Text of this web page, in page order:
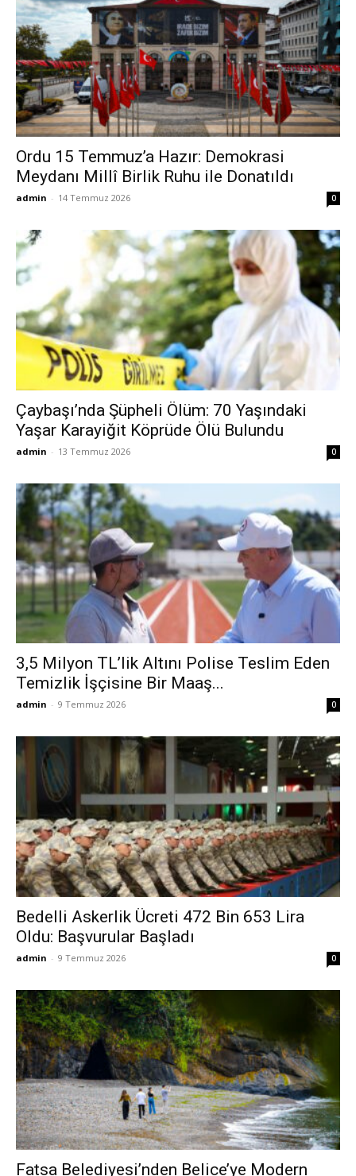
Ordu 15 Temmuz’a Hazır: Demokrasi
Meydanı Millî Birlik Ruhu ile Donatıldı
admin - 14 Temmuz 2026 0
Çaybaşı’nda Şüpheli Ölüm: 70 Yaşındaki
Yaşar Karayiğit Köprüde Ölü Bulundu
admin - 13 Temmuz 2026 0
3,5 Milyon TL’lik Altını Polise Teslim Eden
Temizlik İşçisine Bir Maaş...
admin - 9 Temmuz 2026 0
Bedelli Askerlik Ücreti 472 Bin 653 Lira
Oldu: Başvurular Başladı
admin - 9 Temmuz 2026 0
Fatsa Belediyesi’nden Belice’ye Modern